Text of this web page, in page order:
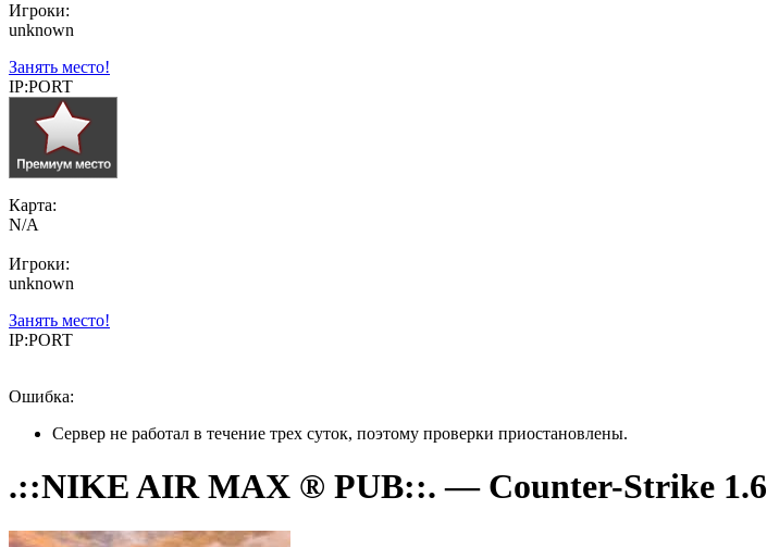
Игроки:
unknown
Занять место!
IP:PORT
Карта:
N/A
Игроки:
unknown
Занять место!
IP:PORT
Ошибка:
Сервер не работал в течение трех суток, поэтому проверки приостановлены.
.::NIKE AIR MAX ® PUB::. — Counter-Strike 1.6